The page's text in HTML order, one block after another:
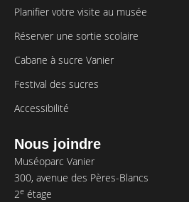
Planifier votre visite au musée
Réserver une sortie scolaire
Cabane à sucre Vanier
Festival des sucres
Accessibilité
Nous joindre
Muséoparc Vanier
300, avenue des Pères-Blancs
2e étage